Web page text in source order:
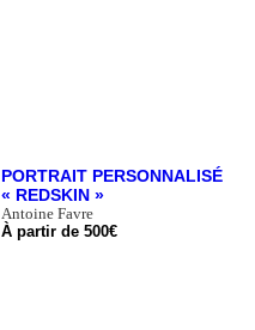
PORTRAIT PERSONNALISÉ
« REDSKIN »
Antoine Favre
À partir de 500€